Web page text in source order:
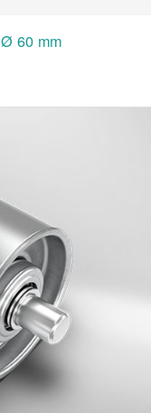
60 mm